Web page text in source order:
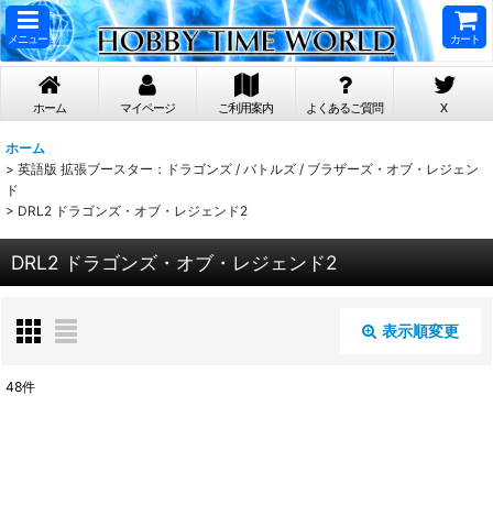
メニュー カート
ホーム マイページ ご利用案内 よくあるご質問 X
ホーム
> 英語版 拡張ブースター：ドラゴンズ / バトルズ / ブラザーズ・オブ・レジェン
ド
> DRL2 ドラゴンズ・オブ・レジェンド2
DRL2 ドラゴンズ・オブ・レジェンド2
表示順変更
48件